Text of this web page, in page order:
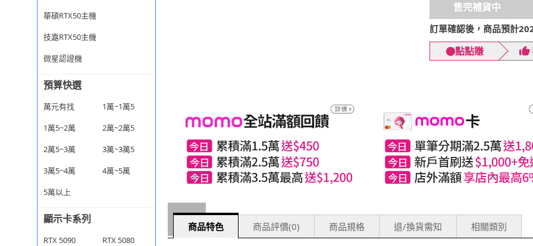
華碩RTX50主機
技嘉RTX50主機
微星認證機
預算快選
萬元有找
1萬~1萬5
1萬5~2萬
2萬~2萬5
2萬5~3萬
3萬~3萬5
3萬5~4萬
4萬~5萬
5萬以上
顯示卡系列
RTX 5090
RTX 5080
售完補貨中
訂單確認後，商品預計
點點賺
商品特色 商品評價(0) 商品規格 退/換貨需知 相關類別